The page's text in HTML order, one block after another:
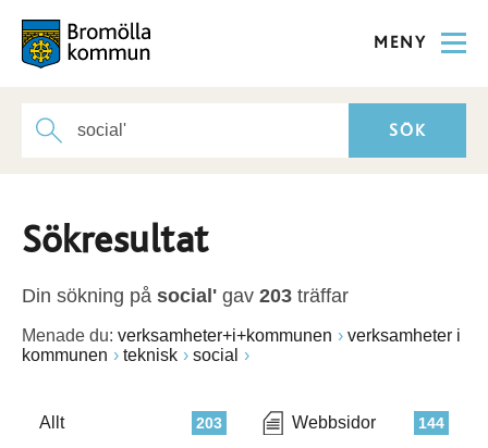
MENY
Sökresultat
Din sökning på social' gav 203 träffar
Menade du: verksamheter+i+kommunen
verksamheter i
kommunen
teknisk social
203
Allt 144
Webbsidor